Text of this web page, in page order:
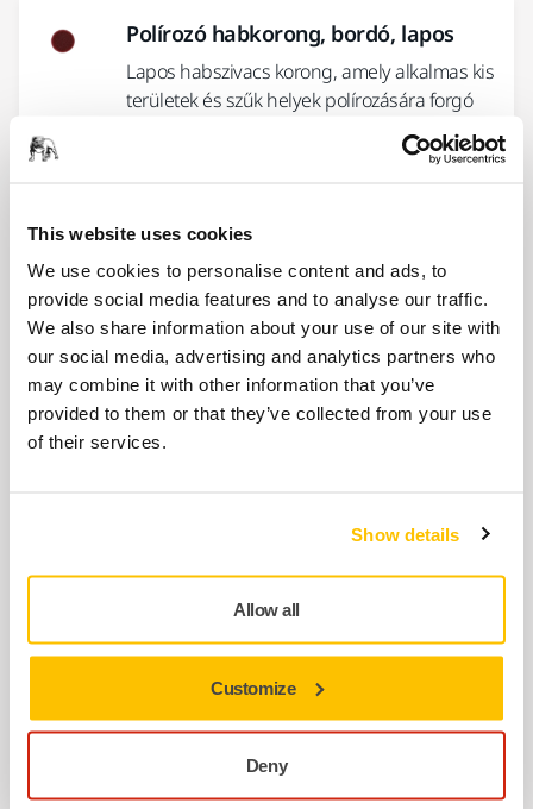
This website uses cookies
We use cookies to personalise content and ads, to
provide social media features and to analyse our traffic.
We also share information about your use of our site with
our social media, advertising and analytics partners who
may combine it with other information that you’ve
provided to them or that they’ve collected from your use
of their services.
Show details
Allow all
Customize
Deny
Polírozó habkorong, bordó, lapos
Lapos habszivacs korong, amely alkalmas kis
területek és szűk helyek polírozására forgó
312NV polírozóval való OEM
alkalmazásokhoz tervezve
Polírozó habkorong, narancssárga,
hullámos
Polírozó habkorong, fekete, lapos
Hologram eltávolítására szolgáló, lapos
habszivacs betét.
Polírozó habkorong, fekete, M,
Sötétebb színek polírozásához Polarshine® 12